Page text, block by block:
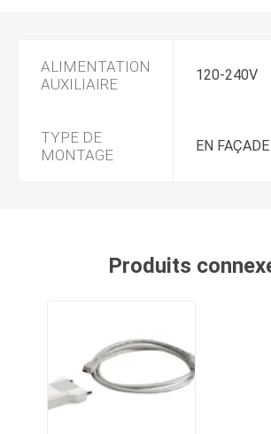
ALIMENTATION
AUXILIAIRE
120-240V
TYPE DE
MONTAGE
EN FAÇADE
Produits